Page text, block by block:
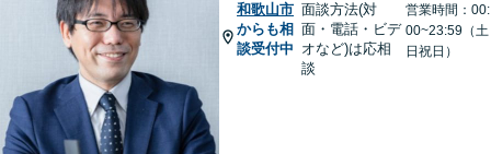
和歌山市
からも相
談受付中
面談方法(対
面・電話・ビデ
オなど)は応相
談
営業時間：00:
00~23:59（土
日祝日）